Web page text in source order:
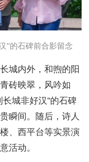
”的石碑前合影留念
城内外，和煦的阳
砖映翠，风吟如
城非好汉”的石碑
瞬间。随后，诗人
、西平台等实景演
活动。